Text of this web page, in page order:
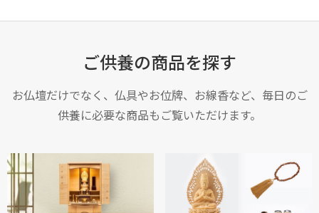
ご供養の商品を探す
お仏壇だけでなく、仏具やお位牌、お線香など、毎日のご
供養に必要な商品もご覧いただけます。